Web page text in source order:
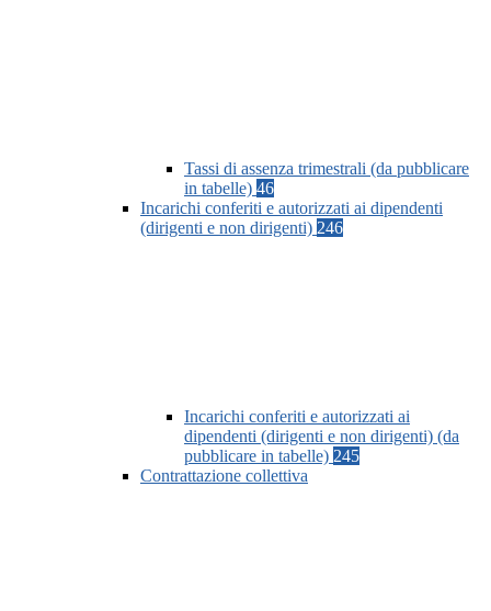
Tassi di assenza trimestrali (da pubblicare
in tabelle) 46
Incarichi conferiti e autorizzati ai dipendenti
(dirigenti e non dirigenti) 246
Incarichi conferiti e autorizzati ai
dipendenti (dirigenti e non dirigenti) (da
pubblicare in tabelle) 245
Contrattazione collettiva